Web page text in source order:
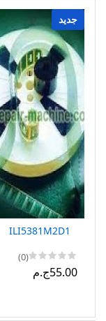
جديد
ILI5381M2D1
(0)
55.00ج.م